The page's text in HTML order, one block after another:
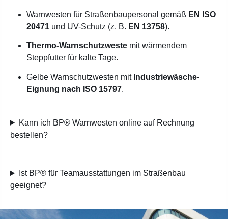
Warnwesten für Straßenbaupersonal gemäß EN ISO
20471 und UV-Schutz (z. B. EN 13758).
Thermo-Warnschutzweste mit wärmendem
Steppfutter für kalte Tage.
Gelbe Warnschutzwesten mit Industriewäsche-
Eignung nach ISO 15797.
Kann ich BP® Warnwesten online auf Rechnung
bestellen?
Ist BP® für Teamausstattungen im Straßenbau
geeignet?